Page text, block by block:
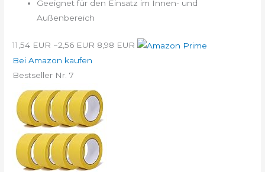
Geeignet für den Einsatz im Innen- und
Außenbereich
11,54 EUR −2,56 EUR 8,98 EUR
Bei Amazon kaufen
Bestseller Nr. 7